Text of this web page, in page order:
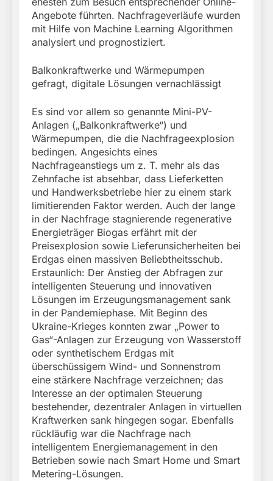
Angebote führten. Nachfrageverläufe wurden
mit Hilfe von Machine Learning Algorithmen
analysiert und prognostiziert.
Balkonkraftwerke und Wärmepumpen
gefragt, digitale Lösungen vernachlässigt
Es sind vor allem so genannte Mini-PV-
Anlagen („Balkonkraftwerke“) und
Wärmepumpen, die die Nachfrageexplosion
bedingen. Angesichts eines
Nachfrageanstiegs um z. T. mehr als das
Zehnfache ist absehbar, dass Lieferketten
und Handwerksbetriebe hier zu einem stark
limitierenden Faktor werden. Auch der lange
in der Nachfrage stagnierende regenerative
Energieträger Biogas erfährt mit der
Preisexplosion sowie Lieferunsicherheiten bei
Erdgas einen massiven Beliebtheitsschub.
Erstaunlich: Der Anstieg der Abfragen zur
intelligenten Steuerung und innovativen
Lösungen im Erzeugungsmanagement sank
in der Pandemiephase. Mit Beginn des
Ukraine-Krieges konnten zwar „Power to
Gas“-Anlagen zur Erzeugung von Wasserstoff
oder synthetischem Erdgas mit
überschüssigem Wind- und Sonnenstrom
eine stärkere Nachfrage verzeichnen; das
Interesse an der optimalen Steuerung
bestehender, dezentraler Anlagen in virtuellen
Kraftwerken sank hingegen sogar. Ebenfalls
rückläufig war die Nachfrage nach
intelligentem Energiemanagement in den
Betrieben sowie nach Smart Home und Smart
Metering-Lösungen.